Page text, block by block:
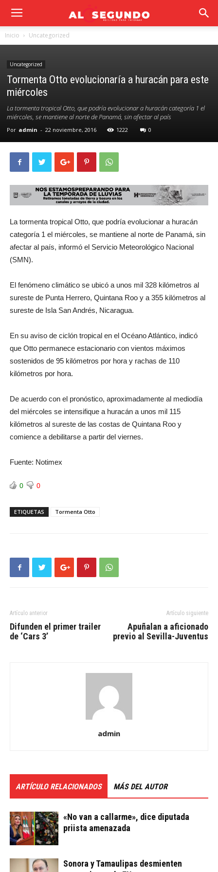
Inicio Uncategorized
Uncategorized
Tormenta Otto evolucionaría a huracán para este
miércoles
La tormenta tropical Otto, que podría evolucionar a huracán categoría 1 el
miércoles, se mantiene al norte de Panamá, sin afectar al país
Por admin - 22 noviembre, 2016 1222 0
La tormenta tropical Otto, que podría evolucionar a huracán
categoría 1 el miércoles, se mantiene al norte de Panamá, sin
afectar al país, informó el Servicio Meteorológico Nacional
(SMN).
El fenómeno climático se ubicó a unos mil 328 kilómetros al
sureste de Punta Herrero, Quintana Roo y a 355 kilómetros al
sureste de Isla San Andrés, Nicaragua.
En su aviso de ciclón tropical en el Océano Atlántico, indicó
que Otto permanece estacionario con vientos máximos
sostenidos de 95 kilómetros por hora y rachas de 110
kilómetros por hora.
De acuerdo con el pronóstico, aproximadamente al mediodía
del miércoles se intensifique a huracán a unos mil 115
kilómetros al sureste de las costas de Quintana Roo y
comience a debilitarse a partir del viernes.
Fuente: Notimex
0 0
ETIQUETAS Tormenta Otto
Artículo anterior
Difunden el primer trailer
de ‘Cars 3’
Artículo siguiente
Apuñalan a aficionado
previo al Sevilla-Juventus
admin
ARTÍCULO RELACIONADOS MÁS DEL AUTOR
«No van a callarme», dice diputada
priista amenazada
Sonora y Tamaulipas desmienten